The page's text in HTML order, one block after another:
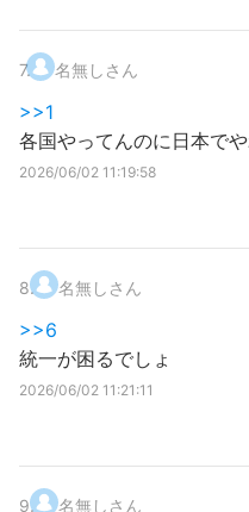
7. 名無しさん
>>1
各国やってんのに日本で
2026/06/02 11:19:58
8. 名無しさん
>>6
統一が困るでしょ
2026/06/02 11:21:11
9. 名無しさん